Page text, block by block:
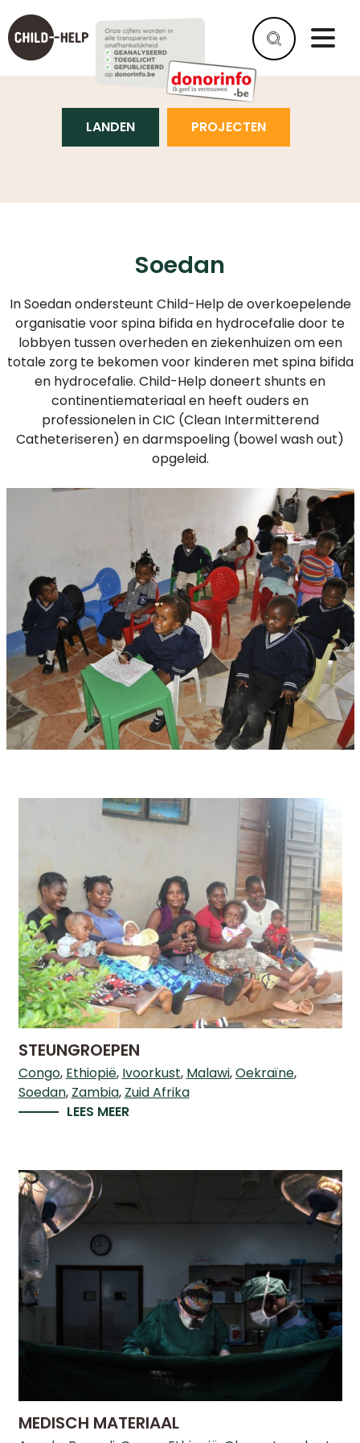
SOEDAN
LANDEN PROJECTEN
Soedan
In Soedan ondersteunt Child-Help de overkoepelende
organisatie voor spina bifida en hydrocefalie door te
lobbyen tussen overheden en ziekenhuizen om een
totale zorg te bekomen voor kinderen met spina bifida
en hydrocefalie. Child-Help doneert shunts en
continentiemateriaal en heeft ouders en
professionelen in CIC (Clean Intermitterend
Catheteriseren) en darmspoeling (bowel wash out)
opgeleid.
STEUNGROEPEN
Congo Ethiopië Ivoorkust Malawi Oekraïne
Soedan Zambia Zuid Afrika
LEES MEER
MEDISCH MATERIAAL